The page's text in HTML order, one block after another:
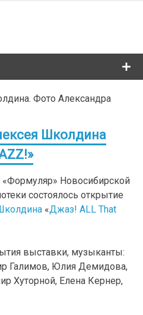
Школдина
«Формуляр» Новосибирской
состоялось открытие
«Джаз! ALL That
выставки, музыканты:
Галимов, Юлия Демидова,
Хуторной, Елена Кернер,